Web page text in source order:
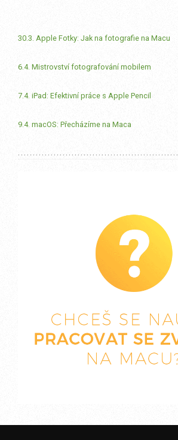
30.3. Apple Fotky: Jak na fotografie na Macu
6.4. Mistrovství fotografování mobilem
7.4. iPad: Efektivní práce s Apple Pencil
9.4. macOS: Přecházíme na Maca